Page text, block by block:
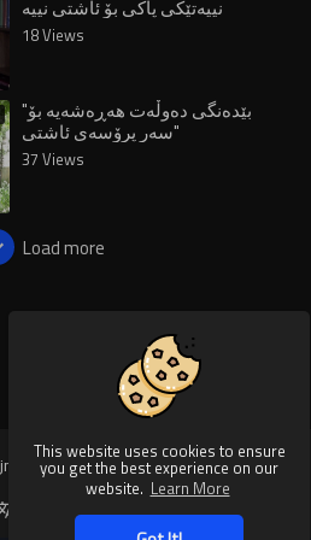
This website uses cookies to ensure
you get the best experience on our
website. Learn More
نییەتێکی پاکی بۆ ئاشتی نییە
18 Views
"بێدەنگی دەوڵەت هەڕەشەیە بۆ
سەر پرۆسەی ئاشتی"
37 Views
Load more
Video. All rights reserved.
Language